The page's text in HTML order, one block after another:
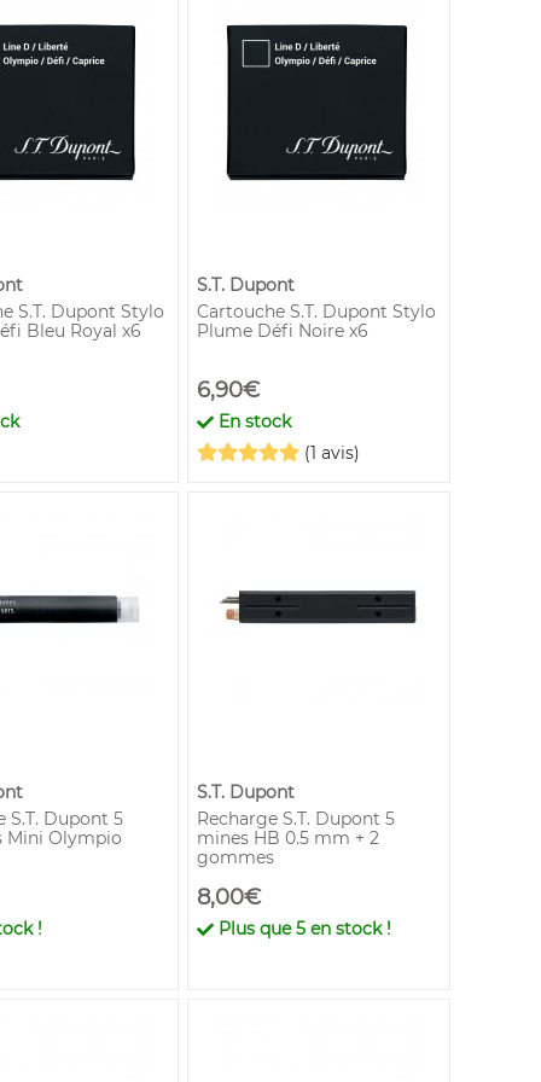
S.T. Dupont Stylo
Bleu Royal x6
S.T. Dupont
Cartouche S.T. Dupont Stylo
Plume Défi Noire x6
6,90€
En stock
(1 avis)
S.T. Dupont 5
Mini Olympio
!
S.T. Dupont
Recharge S.T. Dupont 5
mines HB 0.5 mm + 2
gommes
8,00€
Plus que5en stock !